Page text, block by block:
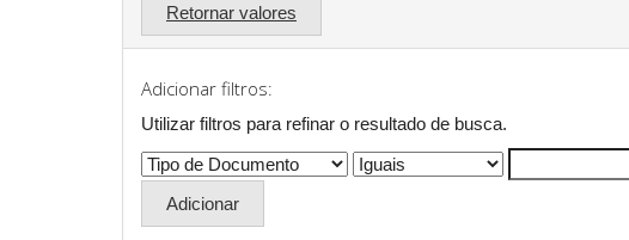
Retornar valores
Adicionar filtros:
Utilizar filtros para refinar o resultado de busca.